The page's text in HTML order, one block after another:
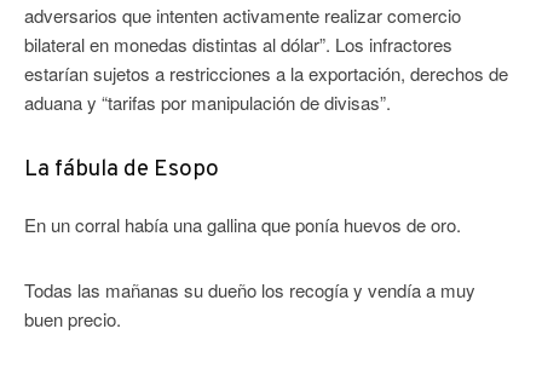
adversarios que intenten activamente realizar comercio
bilateral en monedas distintas al dólar”. Los infractores
estarían sujetos a restricciones a la exportación, derechos de
aduana y “tarifas por manipulación de divisas”.
La fábula de Esopo
En un corral había una gallina que ponía huevos de oro.
Todas las mañanas su dueño los recogía y vendía a muy
buen precio.